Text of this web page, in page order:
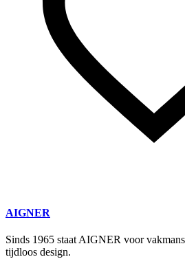
AIGNER
Sinds 1965 staat AIGNER voor
tijdloos design.